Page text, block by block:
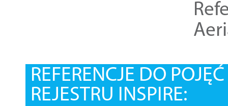
REFERENCJE DO
REJESTRU INSPIRE: